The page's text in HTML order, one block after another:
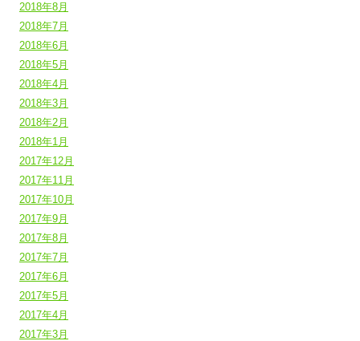
2018年8月
2018年7月
2018年6月
2018年5月
2018年4月
2018年3月
2018年2月
2018年1月
2017年12月
2017年11月
2017年10月
2017年9月
2017年8月
2017年7月
2017年6月
2017年5月
2017年4月
2017年3月